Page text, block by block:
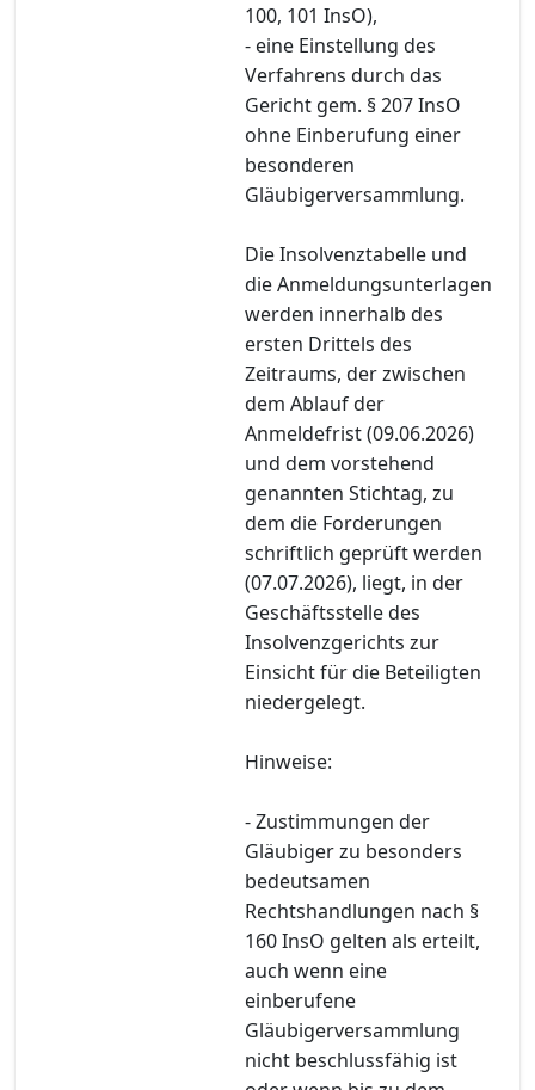
100, 101 InsO),
- eine Einstellung des
Verfahrens durch das
Gericht gem. § 207 InsO
ohne Einberufung einer
besonderen
Gläubigerversammlung.
Die Insolvenztabelle und
die Anmeldungsunterlagen
werden innerhalb des
ersten Drittels des
Zeitraums, der zwischen
dem Ablauf der
Anmeldefrist (09.06.2026)
und dem vorstehend
genannten Stichtag, zu
dem die Forderungen
schriftlich geprüft werden
(07.07.2026), liegt, in der
Geschäftsstelle des
Insolvenzgerichts zur
Einsicht für die Beteiligten
niedergelegt.
Hinweise:
- Zustimmungen der
Gläubiger zu besonders
bedeutsamen
Rechtshandlungen nach §
160 InsO gelten als erteilt,
auch wenn eine
einberufene
Gläubigerversammlung
nicht beschlussfähig ist